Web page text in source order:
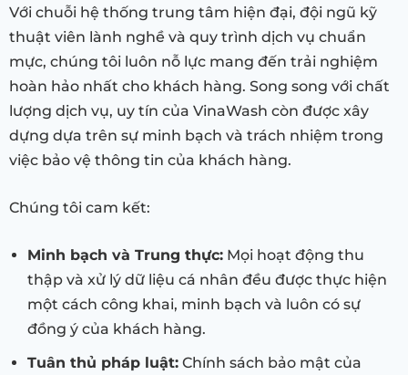
Với chuỗi hệ thống trung tâm hiện đại, đội ngũ kỹ
thuật viên lành nghề và quy trình dịch vụ chuẩn
mực, chúng tôi luôn nỗ lực mang đến trải nghiệm
hoàn hảo nhất cho khách hàng. Song song với chất
lượng dịch vụ, uy tín của VinaWash còn được xây
dựng dựa trên sự minh bạch và trách nhiệm trong
việc bảo vệ thông tin của khách hàng.
Chúng tôi cam kết:
Minh bạch và Trung thực: Mọi hoạt động thu
thập và xử lý dữ liệu cá nhân đều được thực hiện
một cách công khai, minh bạch và luôn có sự
đồng ý của khách hàng.
Tuân thủ pháp luật: Chính sách bảo mật của